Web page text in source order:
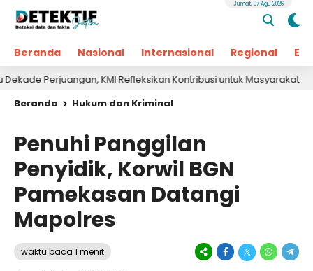
Beranda Nasional Internasional Regional
Jumat, 07 Agu 2026
KMI Refleksikan Kontribusi untuk Masyarakat 1
Beranda Hukum dan Kriminal
Penuhi Panggilan
Penyidik, Korwil BGN
Pamekasan Datangi
Mapolres
waktu baca 1 menit